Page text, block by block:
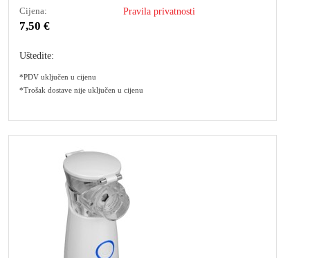
Cijena:
7,50 €
Uštedite:
*PDV uključen u cijenu
*Trošak dostave nije uključen u cijenu
Pravila privatnosti